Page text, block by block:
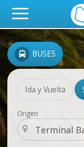
BUSES
Ida y Vuelta
Origen